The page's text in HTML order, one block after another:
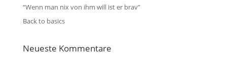
“Wenn man nix von ihm will ist er brav”
Back to basics
Neueste Kommentare